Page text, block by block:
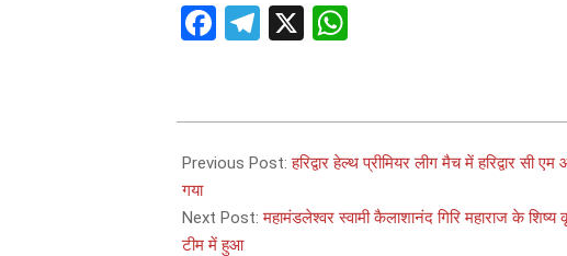
Facebook
Telegram
X
09-
21
Previous Post:हरिद्वार हेल्थ प्रीमियर लीग मैच में हरिद्वार
गया
Next Post:महामंडलेश्वर स्वामी कैलाशानंद गिरि महाराज के
टीम में हुआ